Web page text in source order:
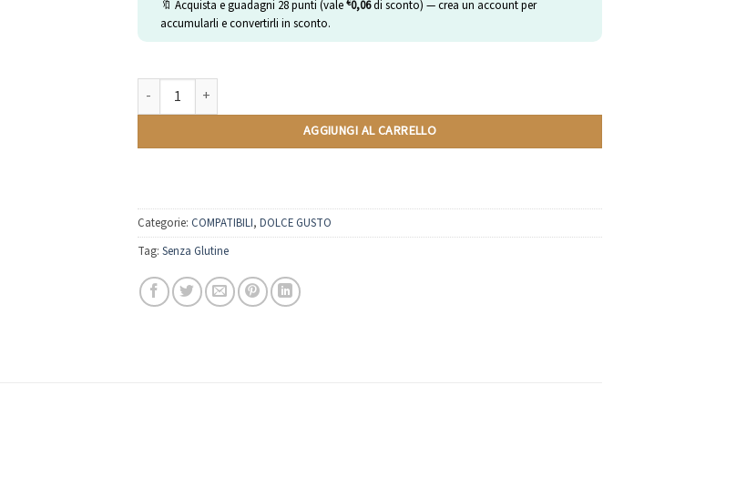
🔖 Acquista e guadagni 28punti (vale 0,06di sconto) — crea un account per
accumularli e convertirli in sconto.
Macaron alla Mandorla | Compatibili Nescafè Dolce Gusto | 10 Capsule quantità
AGGIUNGI AL CARRELLO
Categorie: COMPATIBILI, DOLCE GUSTO
Tag: Senza Glutine